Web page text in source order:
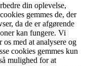
din oplevelse,
gemmes de, der
da de er afgørende
kan fungere. Vi
med at analysere og
cookies gemmes kun
mulighed for at